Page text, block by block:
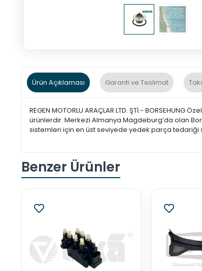
Ürün Açıklaması Garanti ve Teslimat
REGEN MOTORLU ARAÇLAR LTD. ŞTİ.-
ürünlerdir. Merkezi Almanya Magdeburg’da olan
sistemleri için en üst seviyede yedek parça tedariği
Benzer Ürünler